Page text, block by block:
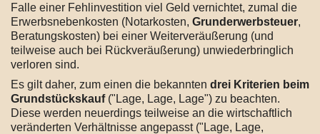
Falle einer Fehlinvestition viel Geld vernichtet, zumal die
Erwerbsnebenkosten (Notarkosten, Grunderwerbsteuer,
Beratungskosten) bei einer Weiterveräußerung (und
teilweise auch bei Rückveräußerung) unwiederbringlich
verloren sind.
Es gilt daher, zum einen die bekannten drei Kriterien beim
Grundstückskauf("Lage, Lage, Lage") zu beachten.
Diese werden neuerdings teilweise an die wirtschaftlich
veränderten Verhältnisse angepasst ("Lage, Lage,